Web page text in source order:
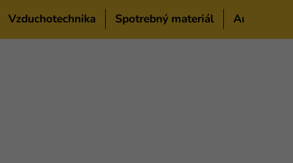
Vzduchotechnika Spotrebný materiál Auto-moto